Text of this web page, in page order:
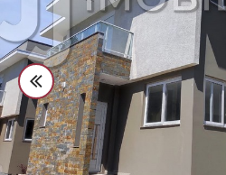
Fale Conosco 48 3364-0079
Plantão 48 99842-0500
Divulgue seu imóvel